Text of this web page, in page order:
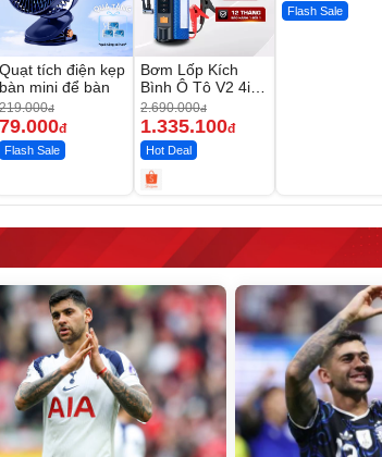
Quạt tích điện kẹp
bàn mini để bàn
219.000đ
79.000đ
Flash Sale
Bơm Lốp Kích
Bình Ô Tô V2 4in1
MEDICAR –
12.000mAh
2.690.000đ
1.335.100đ
Hot Deal
Flash Sale